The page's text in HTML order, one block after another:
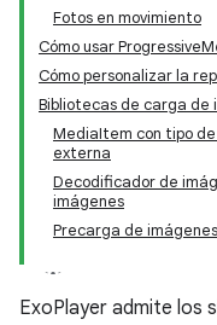
Fotos en movimiento
Cómo usar
Cómo personalizar la
Bibliotecas de carga de
MediaItem con tipo
externa
Decodificador de
imágenes
Precarga de
ExoPlayer admite los